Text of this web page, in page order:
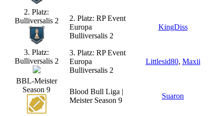
2. Platz:
Bulliversalis 2
2. Platz: RP Event
Europa
Bulliversalis 2
KingDiss
3. Platz:
Bulliversalis 2
3. Platz: RP Event
Europa
Bulliversalis 2
Littlesid80, Maxii
BBL-Meister
Season 9
Blood Bull Liga |
Meister Season 9
Suaron